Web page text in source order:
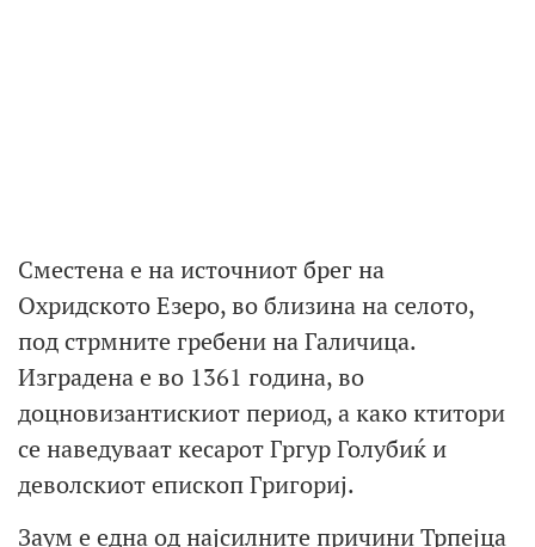
Сместена е на источниот брег на
Охридското Езеро, во близина на селото,
под стрмните гребени на Галичица.
Изградена е во 1361 година, во
доцновизантискиот период, а како ктитори
се наведуваат кесарот Гргур Голубиќ и
деволскиот епископ Григориј.
Заум е една од најсилните причини Трпејца